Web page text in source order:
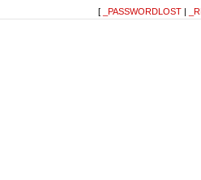
[ _PASSWORDLOST |